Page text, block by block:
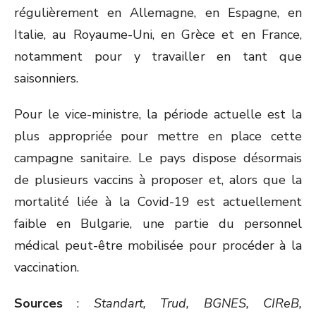
régulièrement en Allemagne, en Espagne, en
Italie, au Royaume-Uni, en Grèce et en France,
notamment pour y travailler en tant que
saisonniers.
Pour le vice-ministre, la période actuelle est la
plus appropriée pour mettre en place cette
campagne sanitaire. Le pays dispose désormais
de plusieurs vaccins à proposer et, alors que la
mortalité liée à la Covid-19 est actuellement
faible en Bulgarie, une partie du personnel
médical peut-être mobilisée pour procéder à la
vaccination.
Sources : Standart, Trud, BGNES, CIReB,